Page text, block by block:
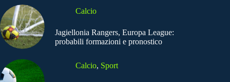
Calcio
Jagiellonia Rangers, Europa League:
probabili formazioni e pronostico
Calcio, Sport